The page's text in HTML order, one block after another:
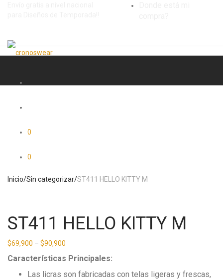
0
0
Inicio/Sin categorizar/ST411 HELLO KITTY M
ST411 HELLO KITTY M
$69,900 – $90,900
Características Principales:
Las licras son fabricadas con telas ligeras y frescas,